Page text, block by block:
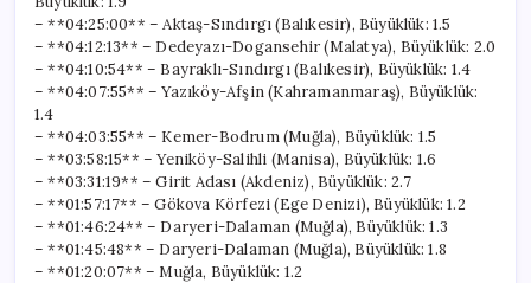
– **04:25:00** – Aktaş-Sındırgı (Balıkesir), Büyüklük: 1.5
– **04:12:13** – Dedeyazı-Dogansehir (Malatya), Büyüklük: 2.0
– **04:10:54** – Bayraklı-Sındırgı (Balıkesir), Büyüklük: 1.4
– **04:07:55** – Yazıköy-Afşin (Kahramanmaraş), Büyüklük:
1.4
– **04:03:55** – Kemer-Bodrum (Muğla), Büyüklük: 1.5
– **03:58:15** – Yeniköy-Salihli (Manisa), Büyüklük: 1.6
– **03:31:19** – Girit Adası (Akdeniz), Büyüklük: 2.7
– **01:57:17** – Gökova Körfezi (Ege Denizi), Büyüklük: 1.2
– **01:46:24** – Daryeri-Dalaman (Muğla), Büyüklük: 1.3
– **01:45:48** – Daryeri-Dalaman (Muğla), Büyüklük: 1.8
– **01:20:07** – Muğla, Büyüklük: 1.2